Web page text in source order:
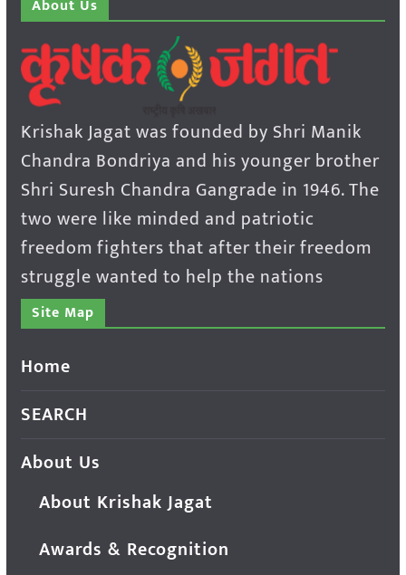
About Us
Krishak Jagat was founded by Shri Manik
Chandra Bondriya and his younger brother
Shri Suresh Chandra Gangrade in 1946. The
two were like minded and patriotic
freedom fighters that after their freedom
struggle wanted to help the nations
Site Map
Home
SEARCH
About Us
About Krishak Jagat
Awards & Recognition